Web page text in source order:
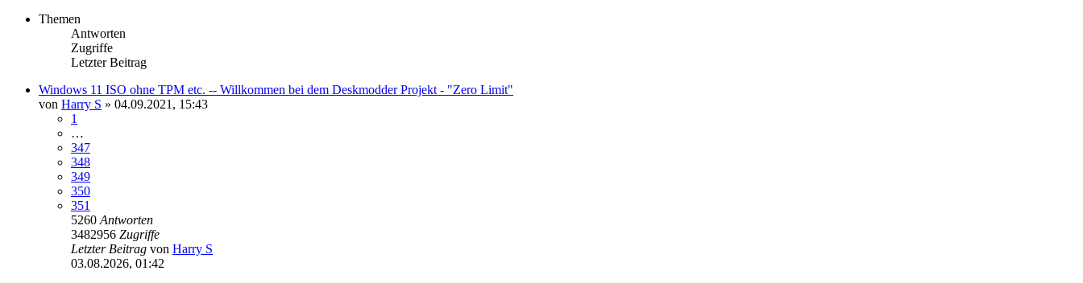
Themen
Antworten
Zugriffe
Letzter Beitrag
Windows 11 ISO ohne TPM etc. -- Willkommen bei dem Deskmodder Projekt - "Zero Limit"
von Harry S » 04.09.2021, 15:43
1
…
347
348
349
350
351
5260Antworten
3482956 Zugriffe
Letzter Beitrag von Harry S
03.08.2026, 01:42